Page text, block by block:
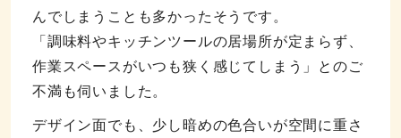
んでしまうことも多かったそうです。
「調味料やキッチンツールの居場所が定まらず、
作業スペースがいつも狭く感じてしまう」とのご
不満も伺いました。
デザイン面でも、少し暗めの色合いが空間に重さ